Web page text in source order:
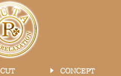
CUT CONCEPT